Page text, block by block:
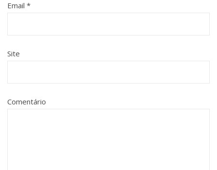
Email *
Site
Comentário